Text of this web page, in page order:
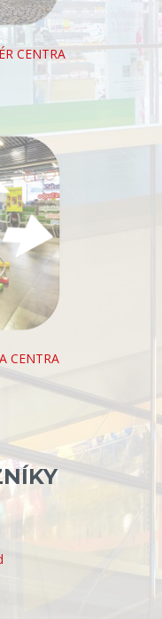
CENTRA
CENTRA